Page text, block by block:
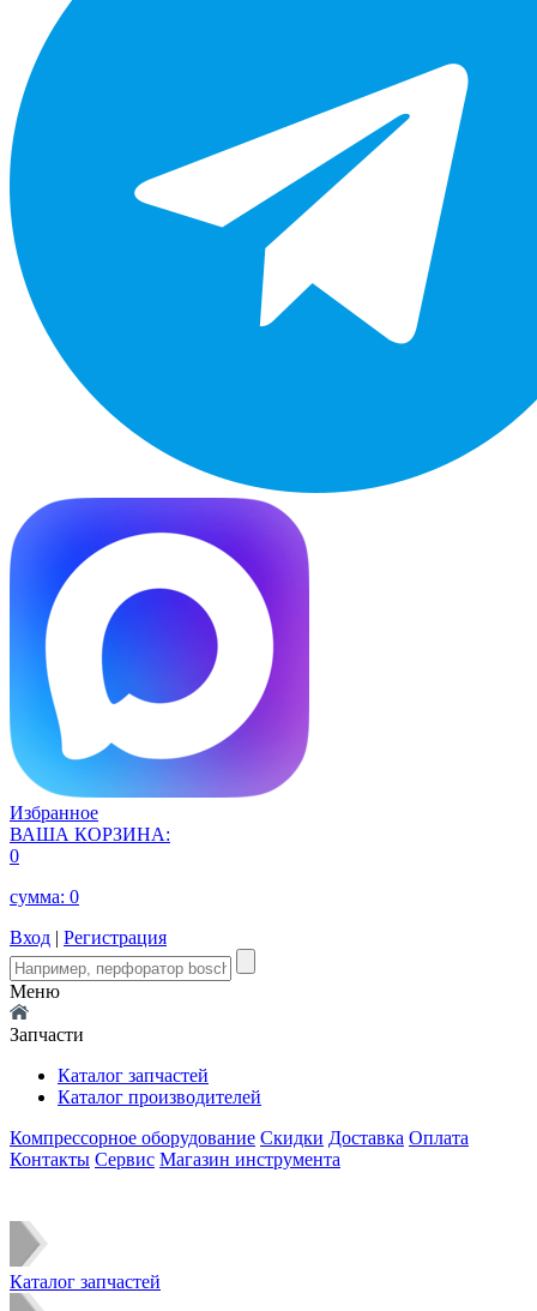
Избранное
ВАША КОРЗИНА:
0
сумма: 0
Вход | Регистрация
Меню
Запчасти
Каталог запчастей
Каталог производителей
Компрессорное оборудование Скидки Доставка Оплата
Контакты Сервис Магазин инструмента
Каталог запчастей